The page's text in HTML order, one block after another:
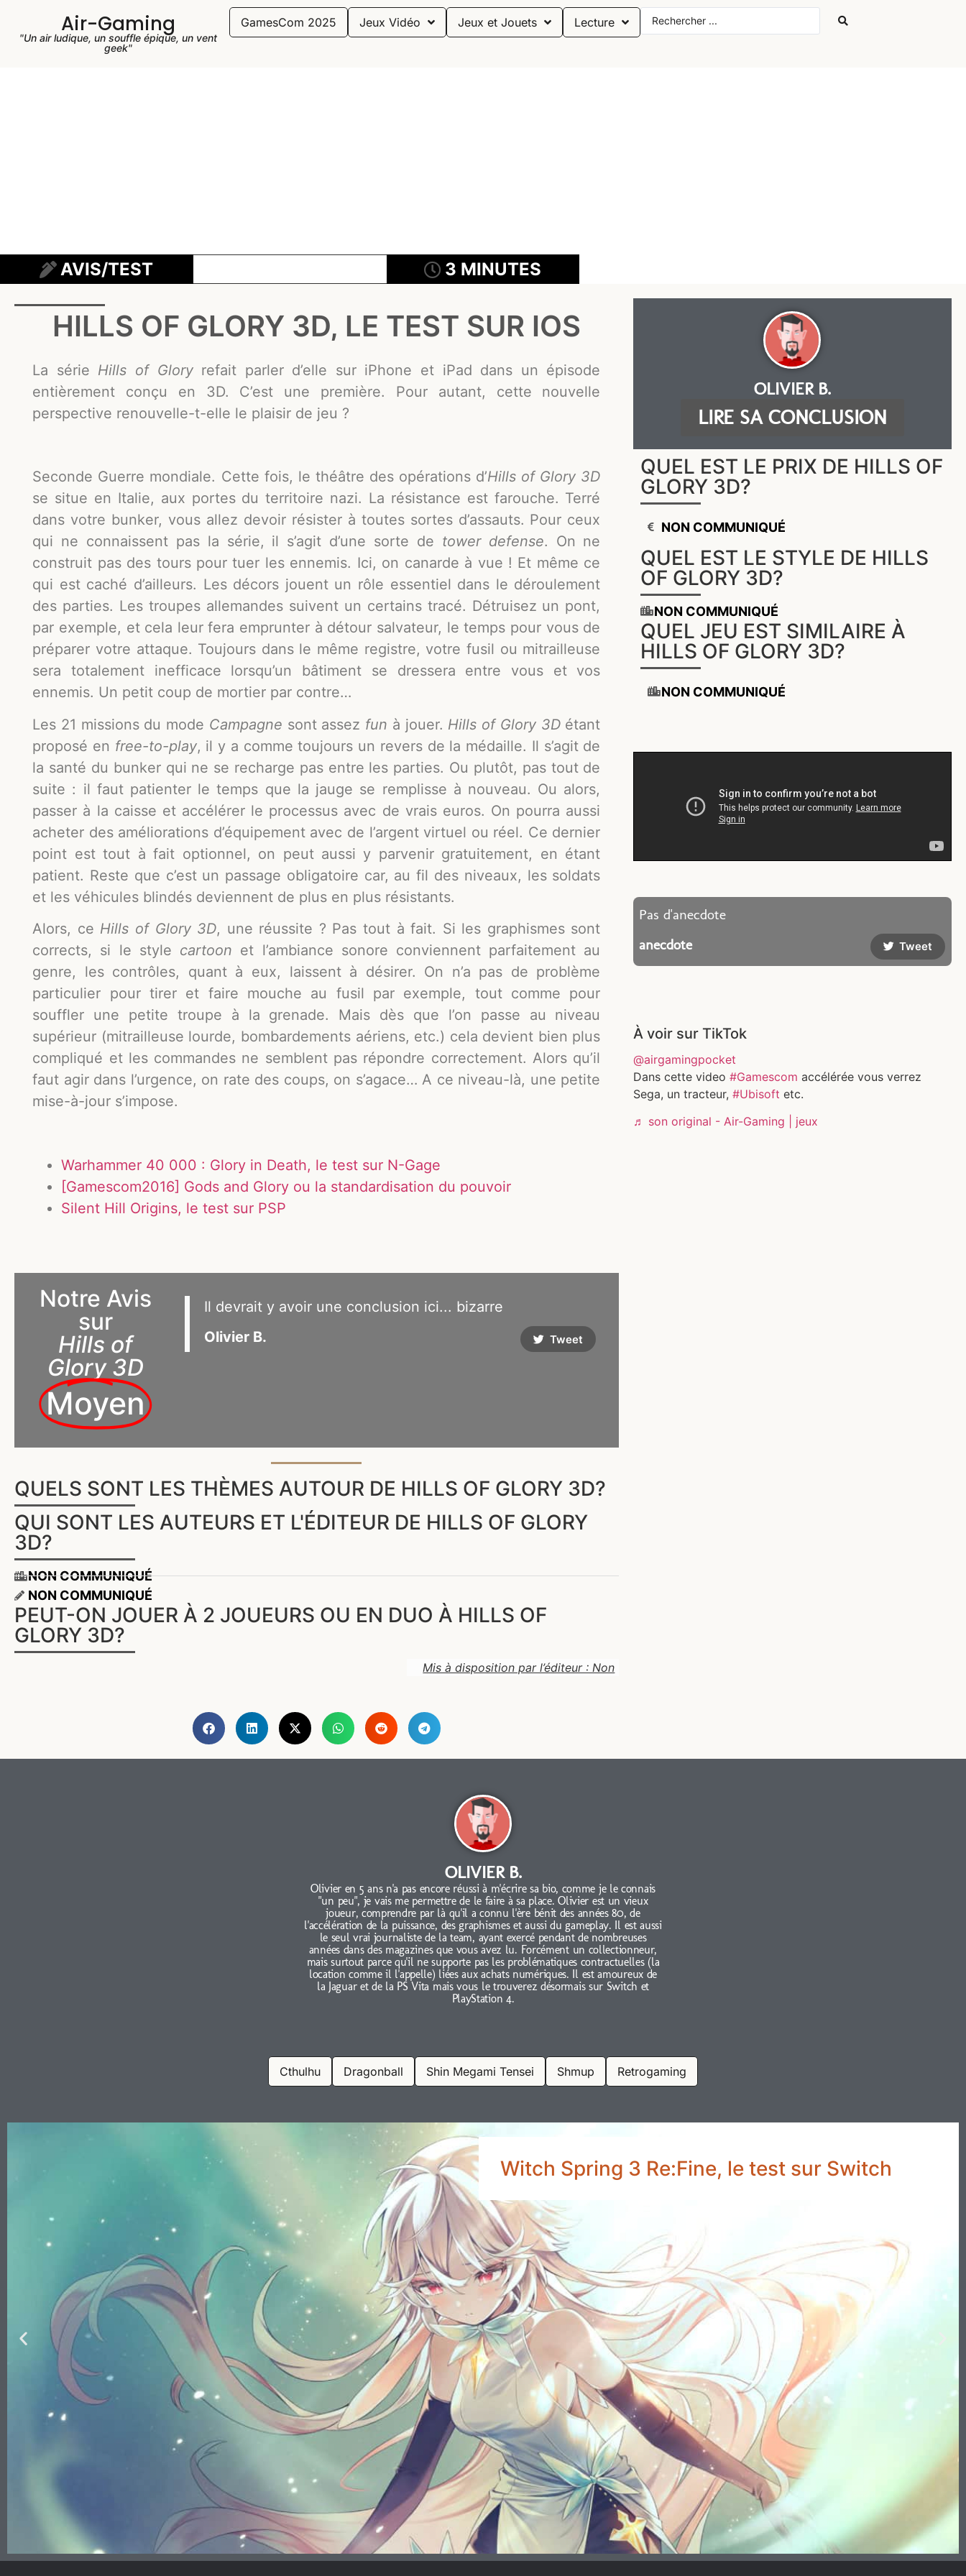
Air-Gaming
"Un air ludique, un souffle épique, un vent
geek"
GamesCom 2025 Jeux Vidéo Jeux et Jouets Lecture
AVIS/TEST 3 MINUTES
HILLS OF GLORY 3D, LE TEST SUR IOS
La série Hills of Gloryrefait parler d’elle sur iPhone et iPad dans un épisode
entièrement conçu en 3D. C’est une première. Pour autant, cette nouvelle
perspective renouvelle-t-elle le plaisir de jeu ?
Seconde Guerre mondiale. Cette fois, le théâtre des opérations d’Hills of Glory 3D
se situe en Italie, aux portes du territoire nazi. La résistance est farouche. Terré
dans votre bunker, vous allez devoir résister à toutes sortes d’assauts. Pour ceux
qui ne connaissent pas la série, il s’agit d’une sorte de tower defense. On ne
construit pas des tours pour tuer les ennemis. Ici, on canarde à vue ! Et même ce
qui est caché d’ailleurs. Les décors jouent un rôle essentiel dans le déroulement
des parties. Les troupes allemandes suivent un certains tracé. Détruisez un pont,
par exemple, et cela leur fera emprunter à détour salvateur, le temps pour vous de
préparer votre attaque. Toujours dans le même registre, votre fusil ou mitrailleuse
sera totalement inefficace lorsqu’un bâtiment se dressera entre vous et vos
ennemis. Un petit coup de mortier par contre…
Les 21 missions du mode Campagne sont assez fun à jouer. Hills of Glory 3Détant
proposé en free-to-play, il y a comme toujours un revers de la médaille. Il s’agit de
la santé du bunker qui ne se recharge pas entre les parties. Ou plutôt, pas tout de
suite : il faut patienter le temps que la jauge se remplisse à nouveau. Ou alors,
passer à la caisse et accélérer le processus avec de vrais euros. On pourra aussi
acheter des améliorations d’équipement avec de l’argent virtuel ou réel. Ce dernier
point est tout à fait optionnel, on peut aussi y parvenir gratuitement, en étant
patient. Reste que c’est un passage obligatoire car, au fil des niveaux, les soldats
et les véhicules blindés deviennent de plus en plus résistants.
Alors, ce Hills of Glory 3D, une réussite ? Pas tout à fait. Si les graphismes sont
corrects, si le style cartoon et l’ambiance sonore conviennent parfaitement au
genre, les contrôles, quant à eux, laissent à désirer. On n’a pas de problème
particulier pour tirer et faire mouche au fusil par exemple, tout comme pour
souffler une petite troupe à la grenade. Mais dès que l’on passe au niveau
supérieur (mitrailleuse lourde, bombardements aériens, etc.) cela devient bien plus
compliqué et les commandes ne semblent pas répondre correctement. Alors qu’il
faut agir dans l’urgence, on rate des coups, on s’agace… A ce niveau-là, une petite
mise-à-jour s’impose.
Warhammer 40 000 : Glory in Death, le test sur N-Gage
[Gamescom2016] Gods and Glory ou la standardisation du pouvoir
Silent Hill Origins, le test sur PSP
Notre Avis
sur
Hills of
Glory 3D
Moyen
Il devrait y avoir une conclusion ici... bizarre
Olivier B.
Tweet
QUELS SONT LES THÈMES AUTOUR DE HILLS OF GLORY 3D?
QUI SONT LES AUTEURS ET L'ÉDITEUR DE HILLS OF GLORY
3D?
NON COMMUNIQUÉ
NON COMMUNIQUÉ
PEUT-ON JOUER À 2 JOUEURS OU EN DUO À HILLS OF
GLORY 3D?
Mis à disposition par l’éditeur : Non
OLIVIER B.
LIRE SA CONCLUSION
QUEL EST LE PRIX DE HILLS OF
GLORY 3D?
NON COMMUNIQUÉ
QUEL EST LE STYLE DE HILLS
OF GLORY 3D?
NON COMMUNIQUÉ
QUEL JEU EST SIMILAIRE À
HILLS OF GLORY 3D?
NON COMMUNIQUÉ
Pas d'anecdote
anecdote
Tweet
À voir sur TikTok
@airgamingpocket
Dans cette video #Gamescom accélérée vous verrez
Sega, un tracteur, #Ubisoft etc.
♬ son original - Air-Gaming | jeux
OLIVIER B.
Olivier en 5 ans n'a pas encore réussi à m'écrire sa bio, comme je le connais
"un peu", je vais me permettre de le faire à sa place. Olivier est un vieux
joueur, comprendre par là qu'il a connu l'ère bénit des années 80, de
l'accélération de la puissance, des graphismes et aussi du gameplay. Il est aussi
le seul vrai journaliste de la team, ayant exercé pendant de nombreuses
années dans des magazines que vous avez lu. Forcément un collectionneur,
mais surtout parce qu'il ne supporte pas les problématiques contractuelles (la
location comme il l'appelle) liées aux achats numériques. Il est amoureux de
la Jaguar et de la PS Vita mais vous le trouverez désormais sur Switch et
PlayStation 4.
Cthulhu Dragonball Shin Megami Tensei Shmup Retrogaming
Witch Spring 3 Re:Fine, le test sur Switch